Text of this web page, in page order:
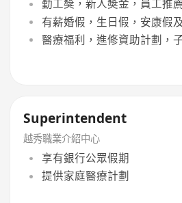
勤工獎，新人奬金，員工推
有薪婚假，生日假，安康假
醫療福利，進修資助計劃，
Superintendent
越秀職業介紹中心
享有銀行公眾假期
提供家庭醫療計劃